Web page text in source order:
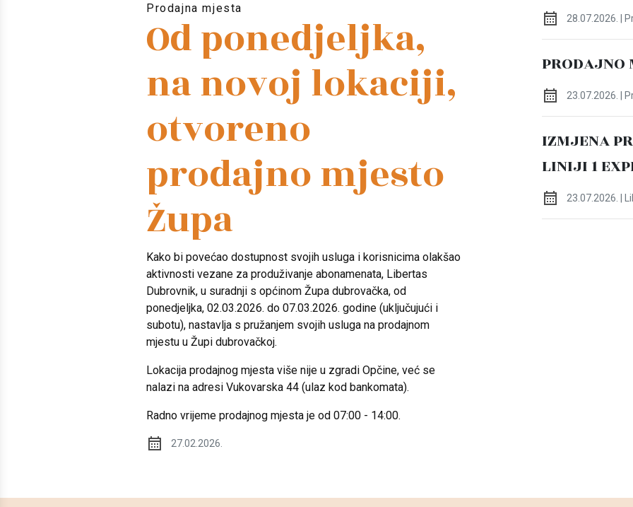
Prodajna mjesta
Od ponedjeljka,
na novoj lokaciji,
otvoreno
prodajno mjesto
Župa
Kako bi povećao dostupnost svojih usluga i korisnicima olakšao
aktivnosti vezane za produživanje abonamenata, Libertas
Dubrovnik, u suradnji s općinom Župa dubrovačka, od
ponedjeljka, 02.03.2026. do 07.03.2026. godine (uključujući i
subotu), nastavlja s pružanjem svojih usluga na prodajnom
mjestu u Župi dubrovačkoj.
Lokacija prodajnog mjesta više nije u zgradi Opčine, već se
nalazi na adresi Vukovarska 44 (ulaz kod bankomata).
Radno vrijeme prodajnog mjesta je od 07:00 - 14:00.
27.02.2026.
28.07.2026. |
PRODAJNO
23.07.2026. |
IZMJENA
LINIJI 1
23.07.2026. |